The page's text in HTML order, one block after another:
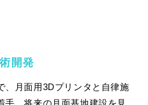
開発
、月面用3Dプリンタと自律施
手。将来の月面基地建設を見